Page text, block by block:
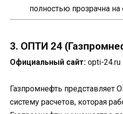
полностью прозрачна
3. ОПТИ 24
Официальный сайт: opti-24.ru
Газпромнефть
систему расчетов, которая